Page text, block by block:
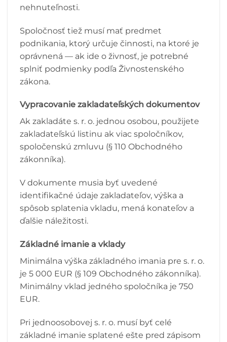
nehnuteľnosti.
Spoločnosť tiež musí mať predmet
podnikania, ktorý určuje činnosti, na ktoré je
oprávnená — ak ide o živnosť, je potrebné
splniť podmienky podľa Živnostenského
zákona.
Vypracovanie zakladateľských dokumentov
Ak zakladáte s. r. o. jednou osobou, použijete
zakladateľskú listinu ak viac spoločníkov,
spoločenskú zmluvu (§ 110 Obchodného
zákonníka).
V dokumente musia byť uvedené
identifikačné údaje zakladateľov, výška a
spôsob splatenia vkladu, mená konateľov a
ďalšie náležitosti.
Základné imanie a vklady
Minimálna výška základného imania pre s. r. o.
je 5 000 EUR (§ 109 Obchodného zákonníka).
Minimálny vklad jedného spoločníka je 750
EUR.
Pri jednoosobovej s. r. o. musí byť celé
základné imanie splatené ešte pred zápisom